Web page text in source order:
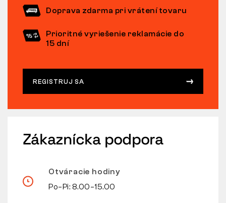
Doprava zdarma pri vrátení tovaru
Prioritné vyriešenie reklamácie do
15 dní
REGISTRUJ SA
Zákaznícka podpora
Otváracie hodiny
Po–Pi: 8.00–15.00